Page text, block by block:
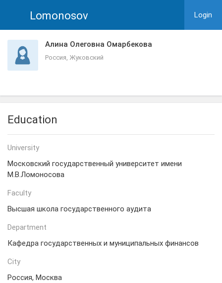
Lomonosov Login
Алина Олеговна Омарбекова
Россия, Жуковский
Education
University
Московский государственный университет имени
М.В.Ломоносова
Faculty
Высшая школа государственного аудита
Department
Кафедра государственных и муниципальных финансов
City
Россия, Москва